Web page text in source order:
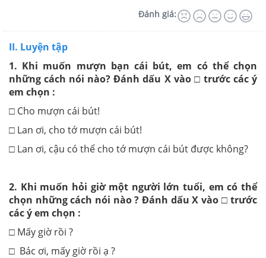
Đánh giá:
II. Luyện tập
1. Khi muốn mượn bạn cái bút, em có thể chọn
những cách nói nào? Đánh dấu X vào □ trước các ý
em chọn :
□ Cho mượn cái bút!
□ Lan ơi, cho tớ mượn cái bút!
□ Lan ơi, cậu có thể cho tớ mượn cái bút được không?
2. Khi muốn hỏi giờ một người lớn tuổi, em có thể
chọn những cách nói nào ? Đánh dấu X vào □ trước
các ý em chọn :
□ Mấy giờ rồi ?
□ Bác ơi, mấy giờ rồi ạ ?